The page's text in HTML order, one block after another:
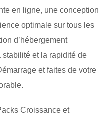
en ligne, une conception
optimale sur tous les
d’hébergement
et la rapidité de
et faites de votre
Croissance et